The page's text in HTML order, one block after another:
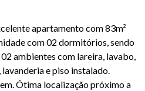
apartamento com 83m²
com 02 dormitórios, sendo
ambientes com lareira, lavabo,
e piso instalado.
Ótima localização próximo a